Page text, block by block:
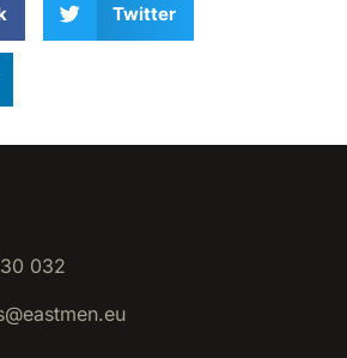
Twitter
032